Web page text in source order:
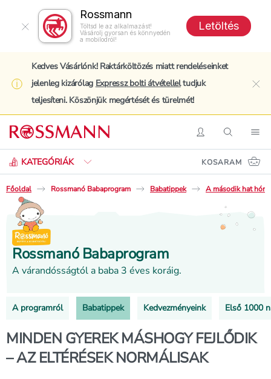
Rossmann
Töltsd le az alkalmazást!
Vásárolj gyorsan és könnyedén
a mobilodról!
Letöltés
Kedves Vásárlónk! Raktárköltözés miatt rendeléseinket
jelenleg kizárólag Expressz bolti átvételleltudjuk
teljesíteni. Köszönjük megértését és türelmét!
BelépésKeresés
KATEGÓRIÁK
Keresés
KOSARAM
Főoldal Rossmanó Babaprogram Babatippek A második hat
Rossmanó Babaprogram
A várandósságtól a baba 3 éves koráig.
A programról Babatippek Kedvezményeink Első 1000
MINDEN GYEREK MÁSHOGY FEJLŐDIK
– AZ ELTÉRÉSEK NORMÁLISAK